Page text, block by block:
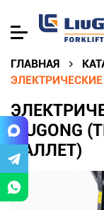
ГЛАВНАЯ
LIUGONG
ПАЛЛЕТ)